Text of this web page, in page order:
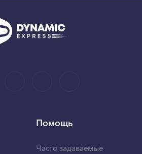
Помощь
Часто задаваемые